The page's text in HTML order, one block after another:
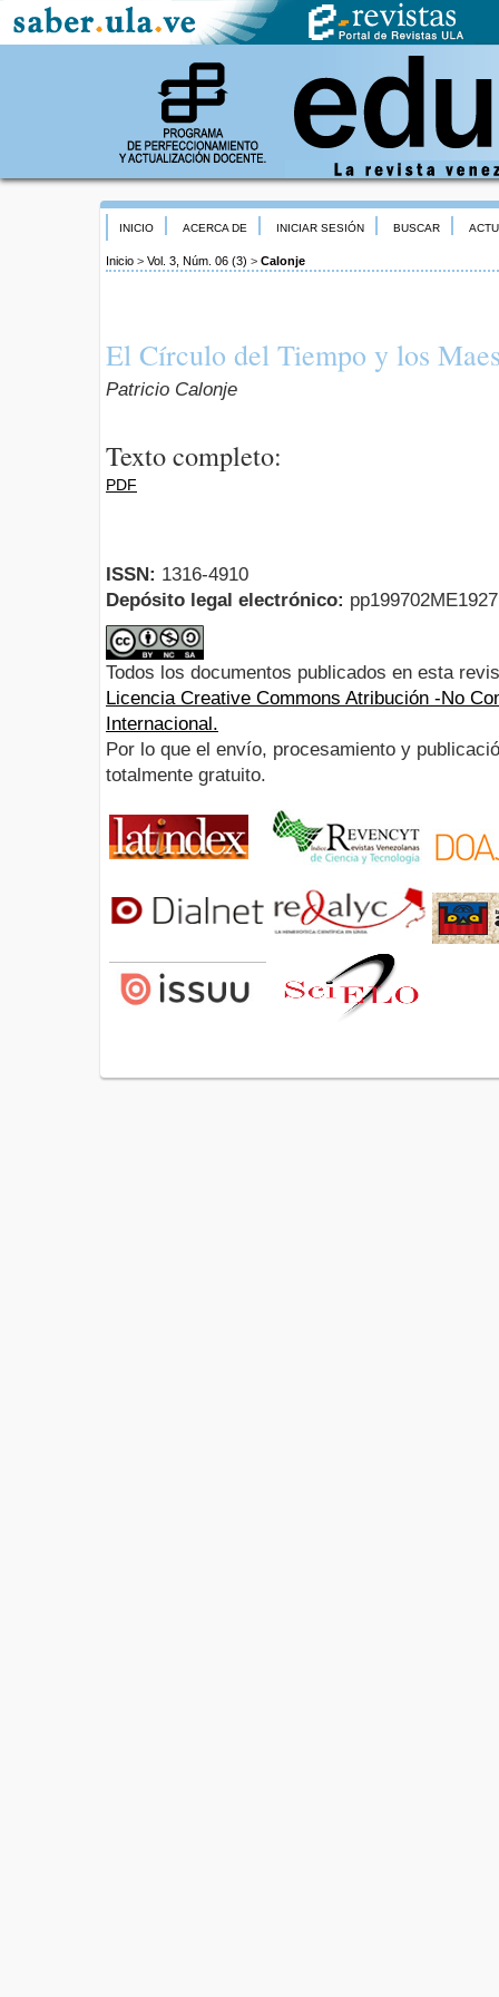
INICIO ACERCA DE INICIAR SESIÓN BUSCAR
Inicio > Vol. 3, Núm. 06 (3) > Calonje
El Círculo del Tiempo y los
Patricio Calonje
Texto completo:
PDF
ISSN: 1316-4910
Depósito legal electrónico:
Todos los documentos publicados en esta
Licencia Creative Commons Atribución -No
Internacional.
Por lo que el envío, procesamiento y
totalmente gratuito.